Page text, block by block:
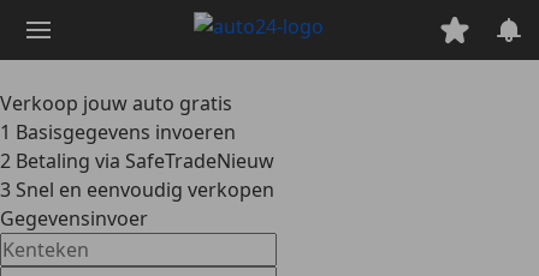
naar
Verkoop jouw auto gratis
1 Basisgegevens invoeren
2 Betaling via SafeTradeNieuw
3 Snel en eenvoudig verkopen
Gegevensinvoer